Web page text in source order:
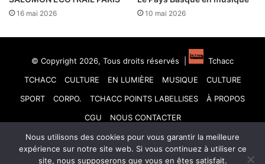
16 mai 2026 10 mai 2026
© Copyright 2026, Tous droits réservés |
Tchacc
TCHACC
CULTURE EN LUMIÈRE MUSIQUE
CULTURE
SPORT
CORPO. TCHACC POINTS LABELLISES
À PROPOS
CGU
NOUS CONTACTER
Facebook
X LinkedinYouTubeInstagram
TikTok
Nous utilisons des cookies pour vous garantir la meilleure
expérience sur notre site web. Si vous continuez à utiliser ce
site, nous supposerons que vous en êtes satisfait.